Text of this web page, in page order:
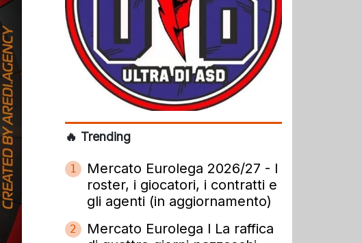
🔥 Trending
1
Mercato Eurolega 2026/27 - I
roster, i giocatori, i contratti e
gli agenti (in aggiornamento)
2
Mercato Eurolega l La raffica